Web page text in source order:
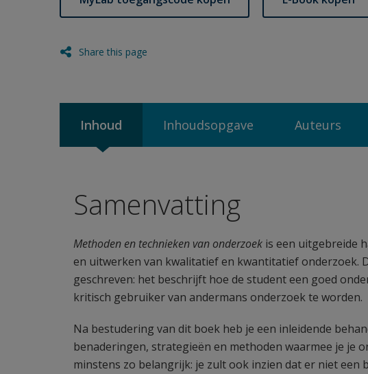
Share this page
Inhoud Inhoudsopgave Auteurs
Samenvatting
Methoden en technieken van onderzoek is een uitgebreide
en uitwerken van kwalitatief en kwantitatief onderzoek.
geschreven: het beschrijft hoe de student een goed
kritisch gebruiker van andermans onderzoek te worden.
Na bestudering van dit boek heb je een inleidende
benaderingen, strategieën en methoden waarmee je je
minstens zo belangrijk: je zult ook inzien dat er niet een